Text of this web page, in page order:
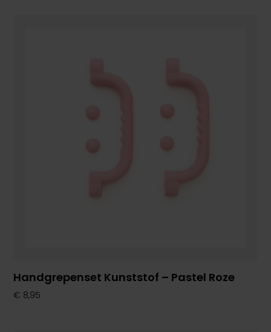
Handgrepenset Kunststof – Pastel Roze
€ 8,95